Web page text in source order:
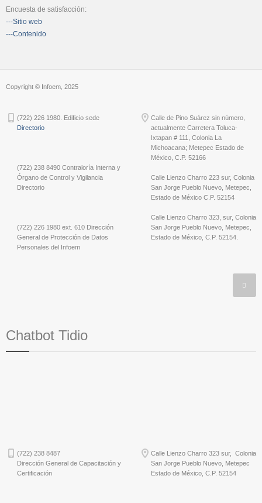
Encuesta de satisfacción:
---Sitio web
---Contenido
Copyright © Infoem, 2025
(722) 226 1980. Edificio sede
Directorio
(722) 238 8490 Contraloría Interna y
Órgano de Control y Vigilancia
Directorio
(722) 226 1980 ext. 610 Dirección
General de Protección de Datos
Personales del Infoem
Calle de Pino Suárez sin número,
actualmente Carretera Toluca-
Ixtapan # 111, Colonia La
Michoacana; Metepec Estado de
México, C.P. 52166
Calle Lienzo Charro 223 sur, Colonia
San Jorge Pueblo Nuevo, Metepec,
Estado de México C.P. 52154
Calle Lienzo Charro 323, sur, Colonia
San Jorge Pueblo Nuevo, Metepec,
Estado de México, C.P. 52154.
Chatbot Tidio
(722) 238 8487
Dirección General de Capacitación y
Certificación
Calle Lienzo Charro 323 sur, Colonia
San Jorge Pueblo Nuevo, Metepec
Estado de México, C.P. 52154